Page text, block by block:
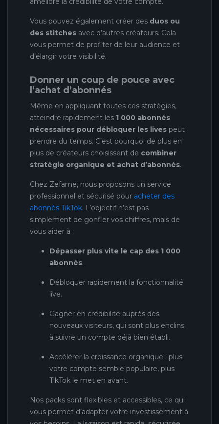
Vous pouvez également créer des duos ou
des stitches avec d’autres créateurs. Cela
vous permet de profiter de leur audience et
d’élargir votre visibilité.
Donner un coup de pouce avec
l’achat d’abonnés
Même en appliquant toutes ces stratégies,
atteindre rapidement les 1 000 abonnés
nécessaires pour débloquer les lives peut
prendre du temps. C’est pourquoi de plus en
plus de créateurs choisissent de combiner
stratégie organique et achat d’abonnés.
Chez Zefame, nous proposons un service
professionnel et sécurisé pour acheter des
abonnés TikTok. L’objectif n’est pas
simplement de gonfler vos chiffres, mais de
vous aider à :
Dépasser plus vite le cap des 1 000
abonnés.
Débloquer rapidement la fonctionnalité
live.
Gagner en crédibilité auprès des
nouveaux visiteurs, qui sont plus enclins
à suivre un compte déjà bien établi.
Accélérer la croissance organique : plus
votre compte semble populaire, plus
TikTok le met en avant.
Nos packs sont flexibles et accessibles, ce qui
vous permet d’adapter votre investissement à